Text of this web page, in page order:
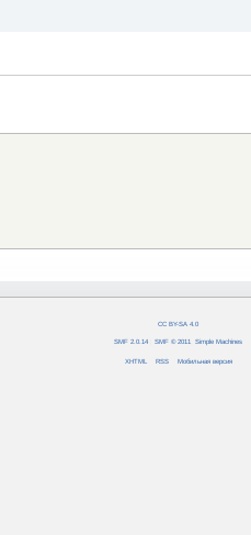
CC BY-SA 4.0
SMF 2.0.14 SMF © 2011 Simple Machines
XHTML RSS Мобильная версия